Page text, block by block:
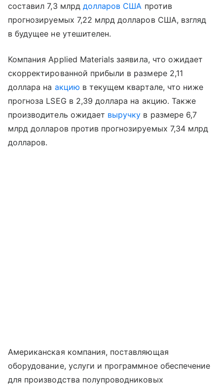
составил 7,3 млрд долларов США против
прогнозируемых 7,22 млрд долларов США, взгляд
в будущее не утешителен.
Компания Applied Materials заявила, что ожидает
скорректированной прибыли в размере 2,11
доллара на акцию в текущем квартале, что ниже
прогноза LSEG в 2,39 доллара на акцию. Также
производитель ожидает выручку в размере 6,7
млрд долларов против прогнозируемых 7,34 млрд
долларов.
Американская компания, поставляющая
оборудование, услуги и программное обеспечение
для производства полупроводниковых